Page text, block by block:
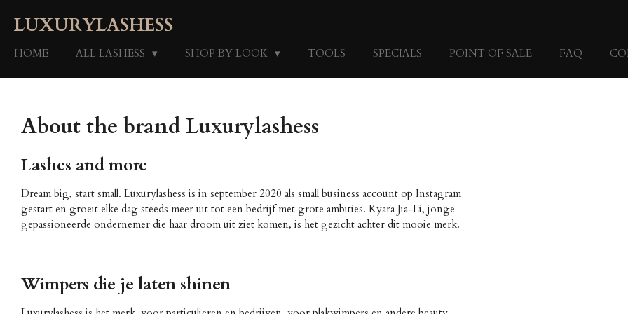
to
content
LUXURYLASHESS
HOME ALL LASHESS SHOP BY LOOK TOOLS SPECIALS POINT OF SALE FAQ
About the brand Luxurylashess
Lashes and more
Dream big, start small. Luxurylashess is in september 2020 als small business account op Instagram
gestart en groeit elke dag steeds meer uit tot een bedrijf met grote ambities. Kyara Jia-Li, jonge
gepassioneerde ondernemer die haar droom uit ziet komen, is het gezicht achter dit mooie merk.
Wimpers die je laten shinen